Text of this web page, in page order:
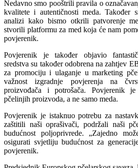
Nedavno smo pooštrili pravila o
kvalitete i autentičnosti meda. Također
analizi kako bismo otkrili patvorenje
stvorili platformu za med koja će nam
povjerenik.
Povjerenik je također objavio
sredstva su također odobrena na zahtjev
za promociju i ulaganje u marketing
važnost izgradnje povjerenja na
proizvođača i potrošača. Povjerenik
pčelinjih proizvoda, a ne samo meda.
Povjerenik je istaknuo potrebu za
zaštitili naši oprašivači, podržali naši
budućnost poljoprivrede. „Zajedno
osigurati svjetliju budućnost za
povjerenik.